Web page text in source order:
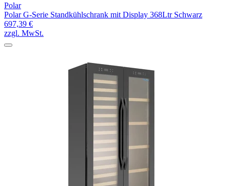
Polar
Polar G-Serie Standkühlschrank mit Display 368Ltr Schwarz
697,39 €
zzgl. MwSt.